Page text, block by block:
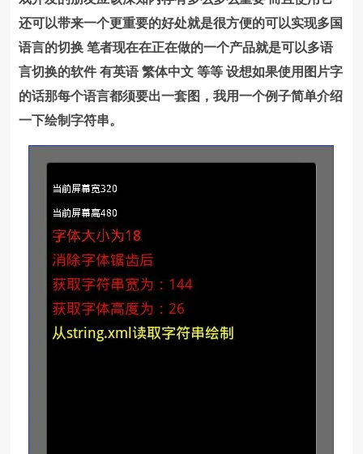
还可以带来一个更重要的好处就是很方便的可以实现多国
语言的切换 笔者现在在正在做的一个产品就是可以多语
言切换的软件 有英语 繁体中文 等等 设想如果使用图片字
的话那每个语言都须要出一套图，我用一个例子简单介绍
一下绘制字符串。